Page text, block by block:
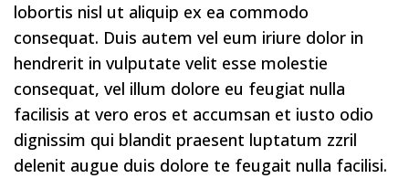
lobortis nisl ut aliquip ex ea commodo
consequat. Duis autem vel eum iriure dolor in
hendrerit in vulputate velit esse molestie
consequat, vel illum dolore eu feugiat nulla
facilisis at vero eros et accumsan et iusto odio
dignissim qui blandit praesent luptatum zzril
delenit augue duis dolore te feugait nulla facilisi.